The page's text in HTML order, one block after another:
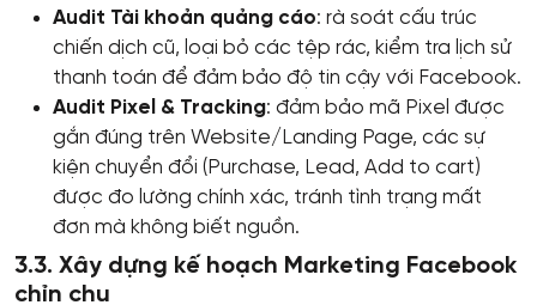
Audit Tài khoản quảng cáo: rà soát cấu trúc
chiến dịch cũ, loại bỏ các tệp rác, kiểm tra lịch sử
thanh toán để đảm bảo độ tin cậy với Facebook.
Audit Pixel & Tracking: đảm bảo mã Pixel được
gắn đúng trên Website/Landing Page, các sự
kiện chuyển đổi (Purchase, Lead, Add to cart)
được đo lường chính xác, tránh tình trạng mất
đơn mà không biết nguồn.
3.3. Xây dựng kế hoạch Marketing Facebook
chỉn chu